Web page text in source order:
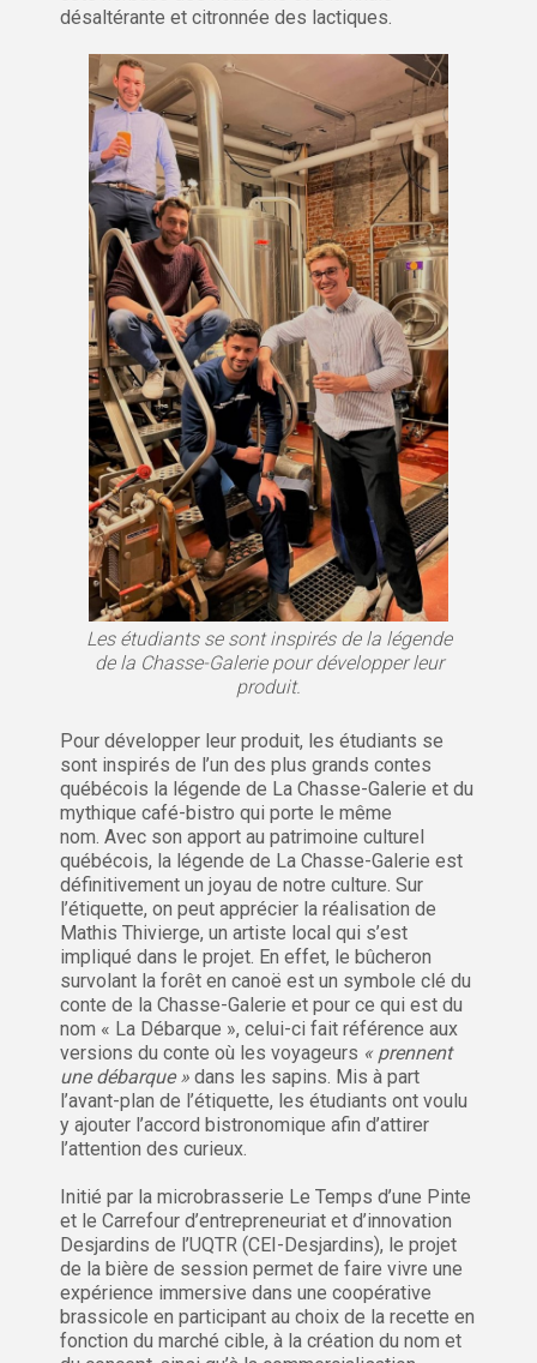
désaltérante et citronnée des lactiques.
Les étudiants se sont inspirés de la légende
de la Chasse-Galerie pour développer leur
produit.
Pour développer leur produit, les étudiants se
sont inspirés de l’un des plus grands contes
québécois la légende de La Chasse-Galerie et du
mythique café-bistro qui porte le même
nom. Avec son apport au patrimoine culturel
québécois, la légende de La Chasse-Galerie est
définitivement un joyau de notre culture. Sur
l’étiquette, on peut apprécier la réalisation de
Mathis Thivierge, un artiste local qui s’est
impliqué dans le projet. En effet, le bûcheron
survolant la forêt en canoë est un symbole clé du
conte de la Chasse-Galerie et pour ce qui est du
nom « La Débarque », celui-ci fait référence aux
versions du conte où les voyageurs « prennent
une débarque » dans les sapins. Mis à part
l’avant-plan de l’étiquette, les étudiants ont voulu
y ajouter l’accord bistronomique afin d’attirer
l’attention des curieux.
Initié par la microbrasserie Le Temps d’une Pinte
et le Carrefour d’entrepreneuriat et d’innovation
Desjardins de l’UQTR (CEI-Desjardins), le projet
de la bière de session permet de faire vivre une
expérience immersive dans une coopérative
brassicole en participant au choix de la recette en
fonction du marché cible, à la création du nom et